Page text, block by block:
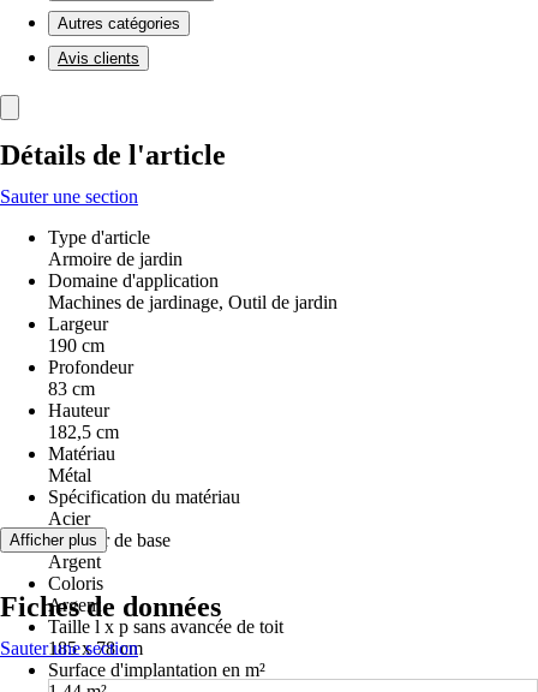
Autres catégories
Avis clients
Détails de l'article
Sauter une section
Type d'article
Armoire de jardin
Domaine d'application
Machines de jardinage, Outil de jardin
Largeur
190 cm
Profondeur
83 cm
Hauteur
182,5 cm
Matériau
Métal
Spécification du matériau
Acier
Couleur de base
Argent
Coloris
Argent
Taille l x p sans avancée de toit
185 x 78 cm
Surface d'implantation en m²
Afficher plus
Fiches de données
Sauter une section